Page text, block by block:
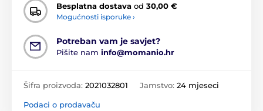
Besplatna dostava od 30,00 €
Mogućnosti isporuke ›
Potreban vam je savjet?
Pišite nam info@momanio.hr
Šifra proizvoda: 2021032801 Jamstvo: 24 mjeseci
Podaci o prodavaču